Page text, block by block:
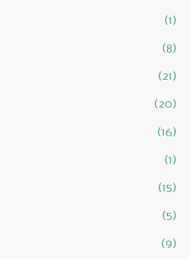
(1)
(8)
(21)
(20)
(16)
(1)
(15)
(5)
(9)